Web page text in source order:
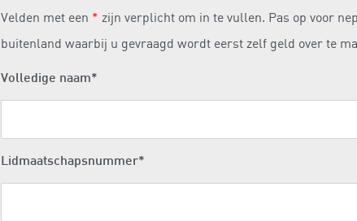
Velden met een * zijn verplicht om in te vullen. Pas op voor
buitenland waarbij u gevraagd wordt eerst zelf geld over te
Volledige naam*
Lidmaatschapsnummer*